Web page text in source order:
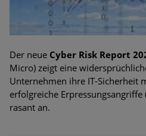
Der neue Cyber Risk Report
Micro) zeigt eine
Unternehmen ihre IT-Sicherheit
erfolgreiche
rasant an.